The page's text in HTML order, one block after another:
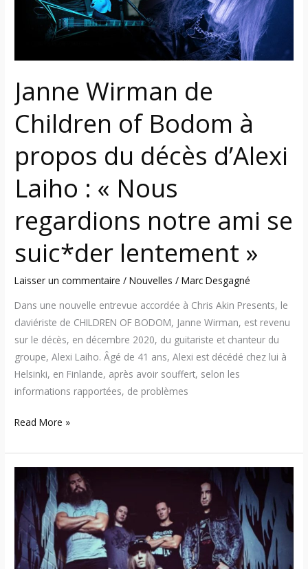
Janne Wirman de
Children of Bodom à
propos du décès d’Alexi
Laiho : « Nous
regardions notre ami se
suic*der lentement »
Laisser un commentaire /Nouvelles /Marc Desgagné
Dans une nouvelle entrevue accordée à Chris Akin Presents, le
claviériste de CHILDREN OF BODOM, Janne Wirman, est revenu
sur le décès, en décembre 2020, du guitariste et chanteur du
groupe, Alexi Laiho. Âgé de 41 ans, Alexi est décédé chez lui à
Helsinki, en Finlande, après avoir souffert, selon les
informations rapportées, de problèmes
Bodom
du
d’Alexi
Laiho
:
Nous
regardions
notre
ami
se
suic*der
lentement
»
Read More »
livre
officiel
de
Children
of